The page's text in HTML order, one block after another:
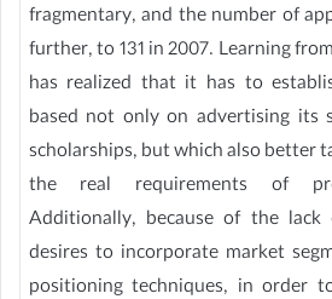
fragmentary, and the number of
further, to 131 in 2007. Learning
has realized that it has to
based not only on advertising its
scholarships, but which also better
the real requirements of
Additionally, because of the
desires to incorporate market
positioning techniques, in order